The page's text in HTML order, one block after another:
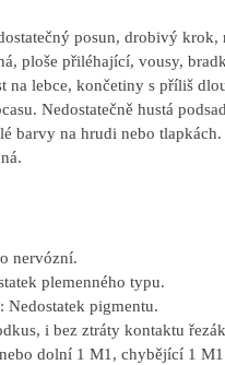
posun, drobivý krok,
ploše přiléhající, vousy,
na lebce, končetiny s příliš
Nedostatečně hustá
barvy na hrudi nebo tlapkách.
nervózní.
plemenného typu.
: Nedostatek pigmentu.
i bez ztráty kontaktu
dolní 1 M1, chybějící 1